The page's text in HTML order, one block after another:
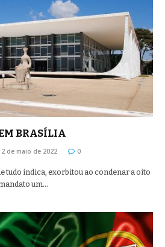
BRASÍLIA
2 de maio de 2022 0
tudo indica, exorbitou ao condenar a oito
um…